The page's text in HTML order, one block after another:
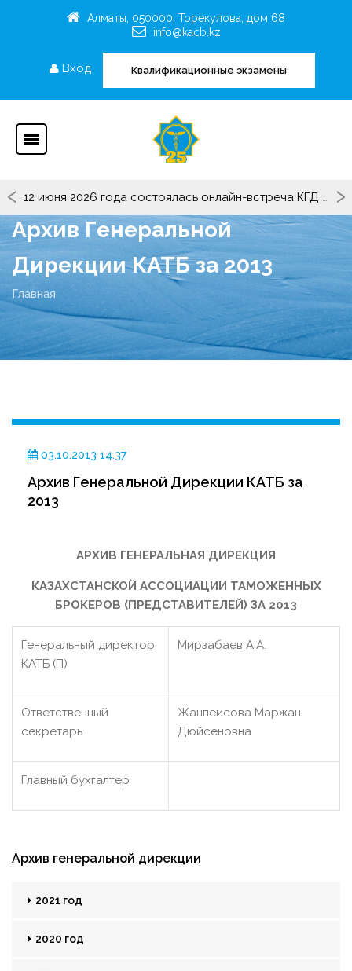
Алматы, 050000, Торекулова, дом 68
info@kacb.kz
Вход Квалификационные экзамены
12 июня 2026 года состоялась онлайн-встреча КГД МФ РК с участием представителей Рабочей группы «KEDEN».
‹ ›
Архив Генеральной
Дирекции КАТБ за 2013
Главная
03.10.2013 14:37
Архив Генеральной Дирекции КАТБ за
2013
АРХИВ ГЕНЕРАЛЬНАЯ ДИРЕКЦИЯ
КАЗАХСТАНСКОЙ АССОЦИАЦИИ ТАМОЖЕННЫХ
БРОКЕРОВ (ПРЕДСТАВИТЕЛЕЙ) ЗА 2013
Генеральный директор
КАТБ (П)
Мирзабаев А.А.
Ответственный
секретарь
Жанпеисова Маржан
Дюйсеновна
Главный бухгалтер
Архив генеральной дирекции
2021 год
2020 год